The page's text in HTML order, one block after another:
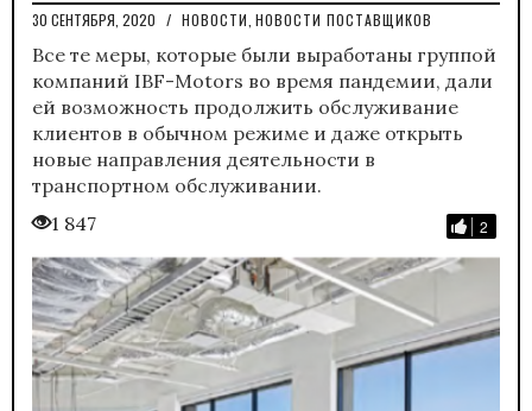
30 СЕНТЯБРЯ, 2020 / НОВОСТИ НОВОСТИ ПОСТАВЩИКОВ
Все те меры, которые были выработаны группой
компаний IBF-Motors во время пандемии, дали
ей возможность продолжить обслуживание
клиентов в обычном режиме и даже открыть
новые направления деятельности в
транспортном обслуживании.
2
1 847